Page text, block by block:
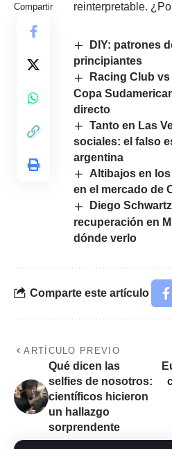
Compartir
reinterpretable.
DIY: patrones
principiantes
Racing Club
Copa
directo
Tanto en Las
sociales: el falso
argentina
Altibajos en
en el mercado de
Diego
recuperación en
dónde verlo
Comparte este artículo
ARTÍCULO PREVIO
Qué dicen las
selfies de nosotros:
científicos hicieron
un hallazgo
sorprendente